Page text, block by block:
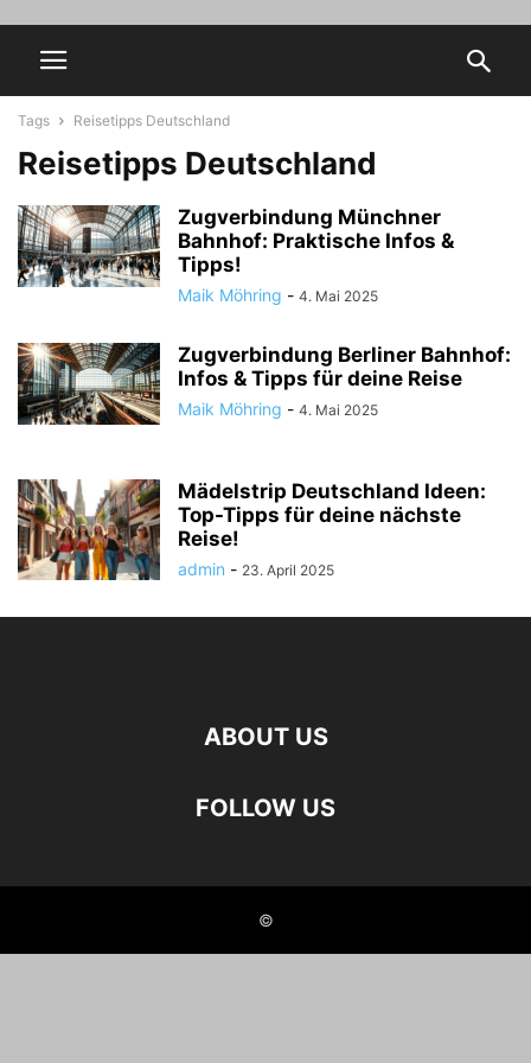
Tags Reisetipps Deutschland
Reisetipps Deutschland
Zugverbindung Münchner
Bahnhof: Praktische Infos &
Tipps!
Maik Möhring - 4. Mai 2025
Zugverbindung Berliner Bahnhof:
Infos & Tipps für deine Reise
Maik Möhring - 4. Mai 2025
Mädelstrip Deutschland Ideen:
Top-Tipps für deine nächste
Reise!
admin - 23. April 2025
ABOUT US
FOLLOW US
©